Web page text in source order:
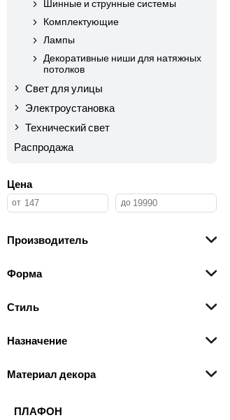
Шинные и струнные системы
Комплектующие
Лампы
Декоративные ниши для натяжных
потолков
Свет для улицы
Электроустановка
Технический свет
Распродажа
Цена
Производитель
Форма
Стиль
Назначение
Материал декора
ПЛАФОН